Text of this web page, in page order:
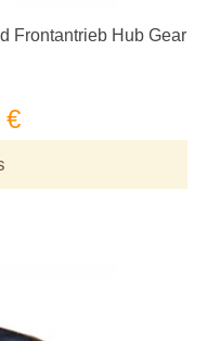
Frontantrieb Hub Gear
€